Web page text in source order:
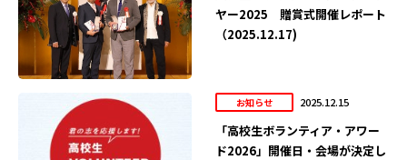
ヤー2025 贈賞式開催レポート
（2025.12.17)
お知らせ 2025.12.15
「高校生ボランティア・アワー
ド2026」開催日・会場が決定し